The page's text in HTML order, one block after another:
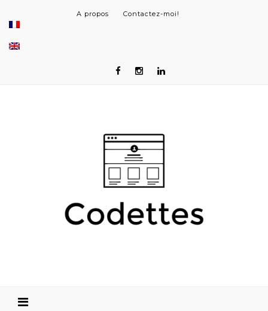
A propos Contactez-moi!